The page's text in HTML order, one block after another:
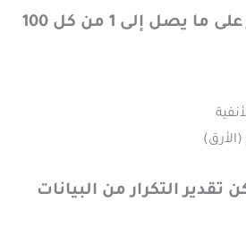
غير شائع (قد يؤثر على ما يصل إلى 1 من كل 100
التكرار من البيانات